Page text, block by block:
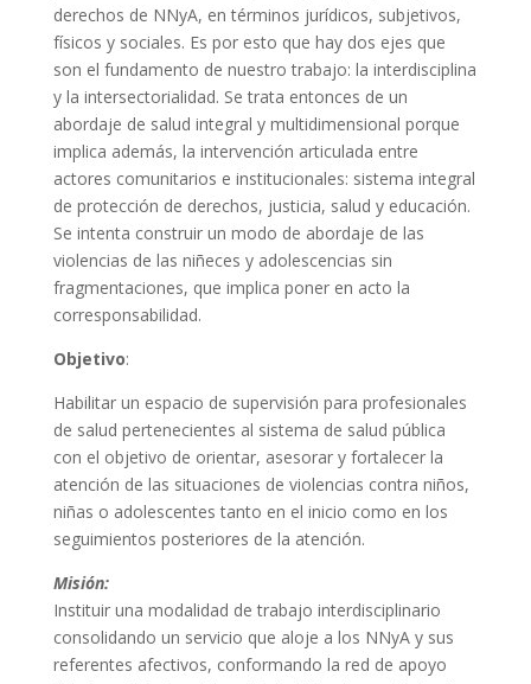
derechos de NNyA, en términos jurídicos, subjetivos,
físicos y sociales. Es por esto que hay dos ejes que
son el fundamento de nuestro trabajo: la interdisciplina
y la intersectorialidad. Se trata entonces de un
abordaje de salud integral y multidimensional porque
implica además, la intervención articulada entre
actores comunitarios e institucionales: sistema integral
de protección de derechos, justicia, salud y educación.
Se intenta construir un modo de abordaje de las
violencias de las niñeces y adolescencias sin
fragmentaciones, que implica poner en acto la
corresponsabilidad.
Objetivo:
Habilitar un espacio de supervisión para profesionales
de salud pertenecientes al sistema de salud pública
con el objetivo de orientar, asesorar y fortalecer la
atención de las situaciones de violencias contra niños,
niñas o adolescentes tanto en el inicio como en los
seguimientos posteriores de la atención.
Misión:
Instituir una modalidad de trabajo interdisciplinario
consolidando un servicio que aloje a los NNyA y sus
referentes afectivos, conformando la red de apoyo